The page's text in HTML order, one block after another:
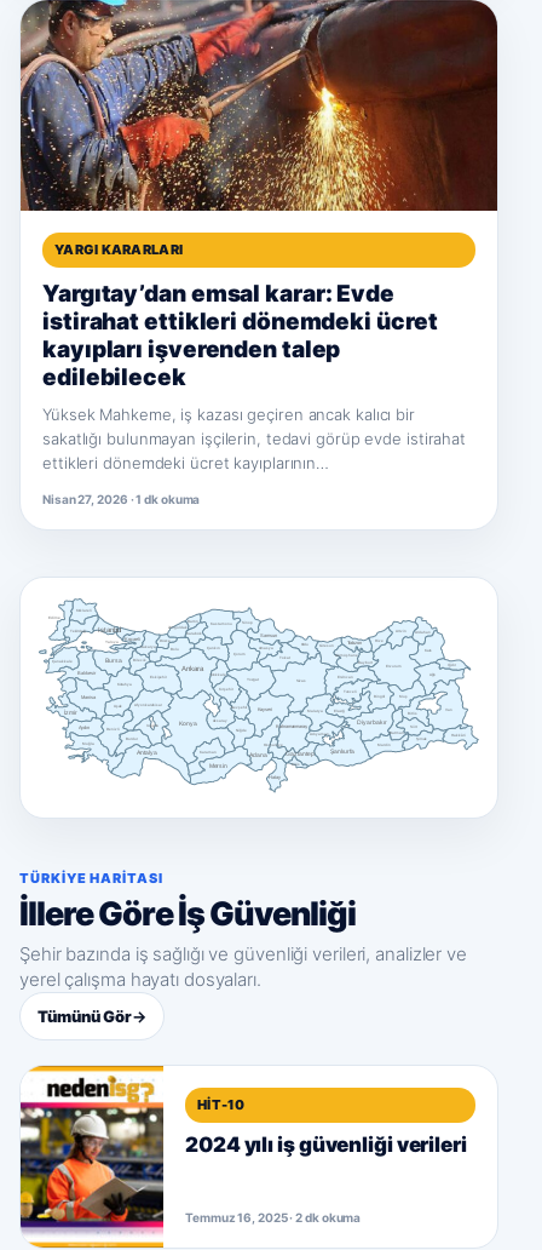
YARGI KARARLARI
Yargıtay’dan emsal karar: Evde
istirahat ettikleri dönemdeki ücret
kayıpları işverenden talep
edilebilecek
Yüksek Mahkeme, iş kazası geçiren ancak kalıcı bir
sakatlığı bulunmayan işçilerin, tedavi görüp evde istirahat
ettikleri dönemdeki ücret kayıplarının…
Nisan 27, 2026 · 1 dk okuma
Adana
Adıyaman
Afyonkarahisar
Aksaray
Amasya
Ankara
Antalya
Ardahan
Artvin
Aydın
Ağrı
Balıkesir
Bartın
Batman
Bayburt
Bilecik
Bingöl
Bitlis
Bolu
Burdur
Bursa
Denizli
Diyarbakır
Düzce
Edirne
Elazığ
Erzincan
Erzurum
Eskişehir
Gaziantep
Giresun
Gümüşhane
Hakkâri
Hatay
Isparta
Istanbul
Iğdır
İzmir
Kahramanmaraş
Karabük
Karaman
Kars
Kastamonu
Kayseri
Kilis
Kocaeli
Konya
Kütahya
Kırklareli
Kırıkkale
Kırşehir
Malatya
Manisa
Mardin
Mersin
Muğla
Muş
Nevşehir
Niğde
Ordu
Osmaniye
Rize
Sakarya
Samsun
Siirt
Sinop
Sivas
Tekirdağ
Tokat
Trabzon
Tunceli
Uşak
Van
Yalova
Yozgat
Zonguldak
Çanakkale
Çankırı
Çorum
Şanlıurfa
Şırnak
TÜRKIYE HARITASI
İllere Göre İş Güvenliği
Şehir bazında iş sağlığı ve güvenliği verileri, analizler ve
yerel çalışma hayatı dosyaları.
Tümünü Gör→
HIT-10
2024 yılı iş güvenliği verileri
Temmuz 16, 2025 · 2 dk okuma